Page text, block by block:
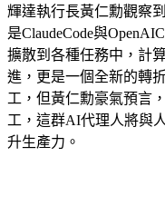
輝達執行長黃仁勳觀察
是ClaudeCode與
擴散到各種任務中，計
進，更是一個全新的轉
工，但黃仁勳豪氣預言
工，這群AI代理人將與
升生產力。